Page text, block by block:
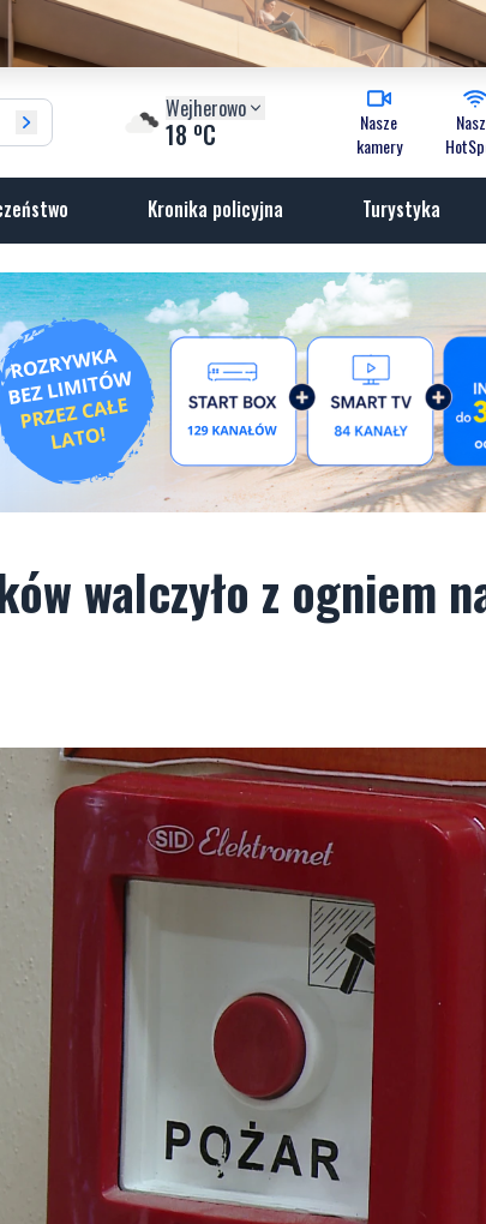
Wejherowo
18 oC
Nasze
kamery
Kronika policyjna Turystyka
walczyło z ogniem